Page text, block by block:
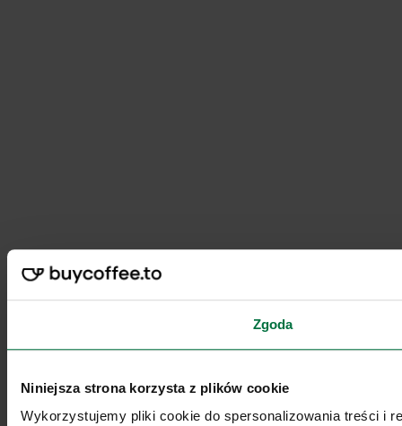
Zgoda
Niniejsza strona korzysta z plików cookie
Wykorzystujemy pliki cookie do spersonalizowania treści i